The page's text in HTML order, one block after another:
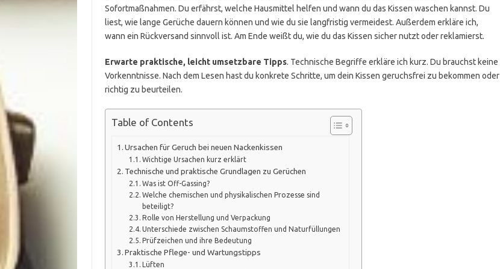
Sofortmaßnahmen. Du erfährst, welche Hausmittel helfen und wann du das Kissen waschen kannst. Du
liest, wie lange Gerüche dauern können und wie du sie langfristig vermeidest. Außerdem erkläre ich,
wann ein Rückversand sinnvoll ist. Am Ende weißt du, wie du das Kissen sicher nutzt oder reklamierst.
Erwarte praktische, leicht umsetzbare Tipps. Technische Begriffe erkläre ich kurz. Du brauchst keine
Vorkenntnisse. Nach dem Lesen hast du konkrete Schritte, um dein Kissen geruchsfrei zu bekommen oder
richtig zu beurteilen.
Table of Contents
Ursachen für Geruch bei neuen Nackenkissen
Wichtige Ursachen kurz erklärt
Technische und praktische Grundlagen zu Gerüchen
Was ist Off-Gassing?
Welche chemischen und physikalischen Prozesse sind
beteiligt?
Rolle von Herstellung und Verpackung
Unterschiede zwischen Schaumstoffen und Naturfüllungen
Prüfzeichen und ihre Bedeutung
Praktische Pflege- und Wartungstipps
Lüften